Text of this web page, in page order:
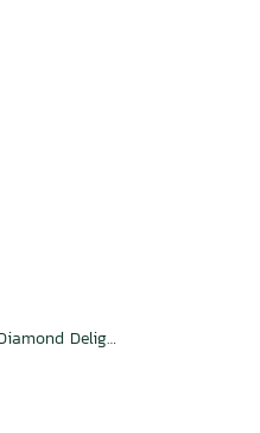
Artisan Wood Floor Diamond Delight